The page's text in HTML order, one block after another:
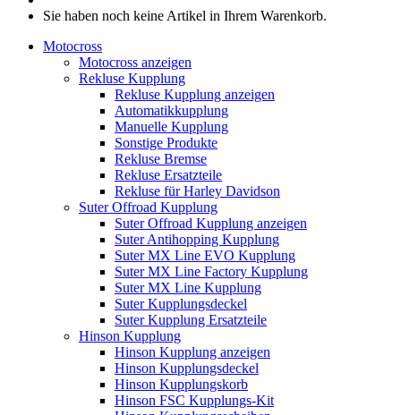
Sie haben noch keine Artikel in Ihrem Warenkorb.
Motocross
Motocross anzeigen
Rekluse Kupplung
Rekluse Kupplung anzeigen
Automatikkupplung
Manuelle Kupplung
Sonstige Produkte
Rekluse Bremse
Rekluse Ersatzteile
Rekluse für Harley Davidson
Suter Offroad Kupplung
Suter Offroad Kupplung anzeigen
Suter Antihopping Kupplung
Suter MX Line EVO Kupplung
Suter MX Line Factory Kupplung
Suter MX Line Kupplung
Suter Kupplungsdeckel
Suter Kupplung Ersatzteile
Hinson Kupplung
Hinson Kupplung anzeigen
Hinson Kupplungsdeckel
Hinson Kupplungskorb
Hinson FSC Kupplungs-Kit